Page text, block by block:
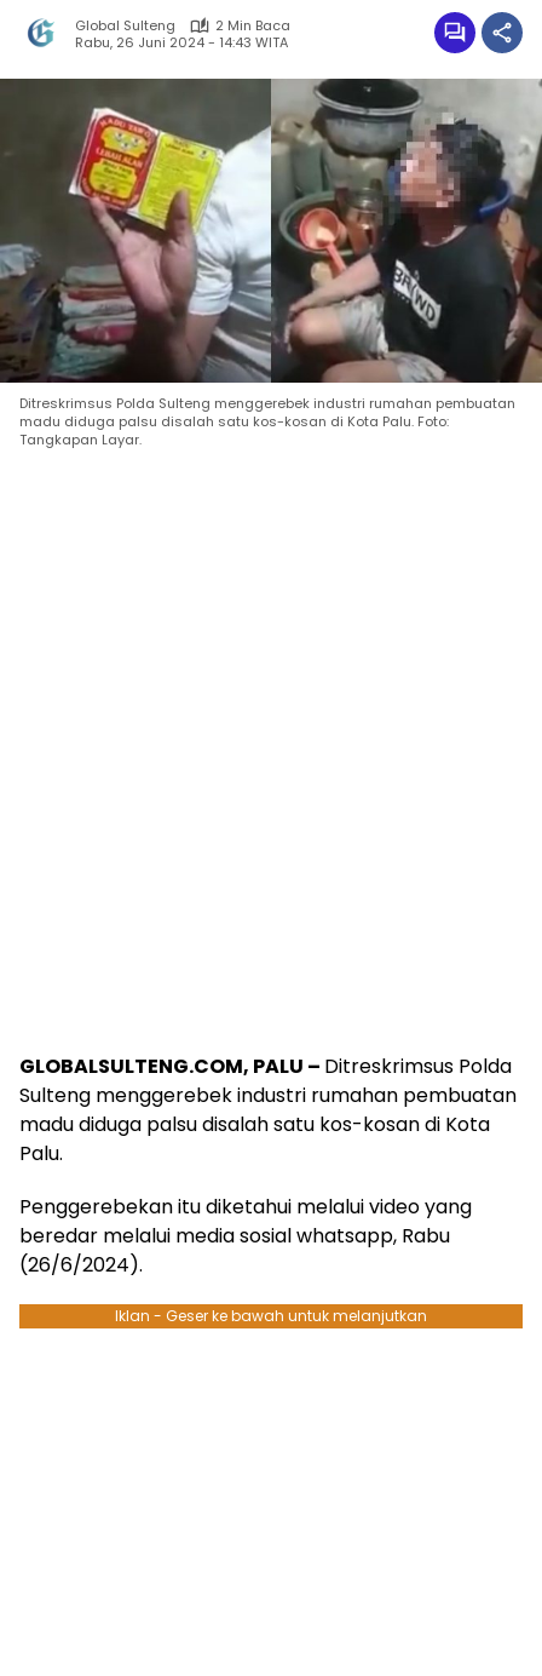
Global Sulteng
2 Min Baca
Rabu, 26 Juni 2024 - 14:43 WITA
Ditreskrimsus Polda Sulteng menggerebek industri rumahan pembuatan
madu diduga palsu disalah satu kos-kosan di Kota Palu. Foto:
Tangkapan Layar.
GLOBALSULTENG.COM, PALU – Ditreskrimsus Polda
Sulteng menggerebek industri rumahan pembuatan
madu diduga palsu disalah satu kos-kosan di Kota
Palu.
Penggerebekan itu diketahui melalui video yang
beredar melalui media sosial whatsapp, Rabu
(26/6/2024).
Iklan - Geser ke bawah untuk melanjutkan